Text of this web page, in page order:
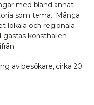
med bland annat
som tema. Många
lokala och regionala
gästas konsthallen
av besökare, cirka 20